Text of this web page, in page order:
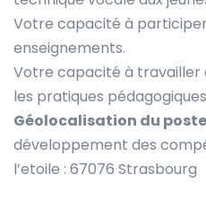
Votre capacité à participer
enseignements.
Votre capacité à travailler
les pratiques
Géolocalisation du
développement des
l’etoile : 67076 Strasbourg